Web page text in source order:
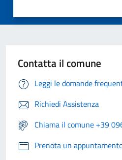
Contatta il comune
Leggi le domande
Richiedi Assistenza
Chiama il comune +39
Prenota un